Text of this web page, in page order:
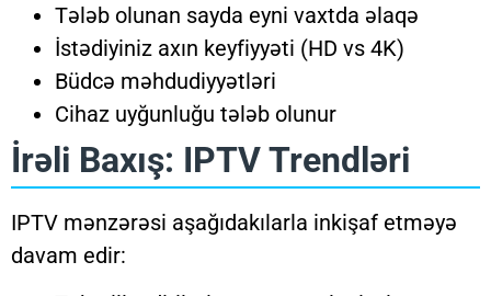
Tələb olunan sayda eyni vaxtda əlaqə
İstədiyiniz axın keyfiyyəti (HD vs 4K)
Büdcə məhdudiyyətləri
Cihaz uyğunluğu tələb olunur
İrəli Baxış: IPTV Trendləri
IPTV mənzərəsi aşağıdakılarla inkişaf etməyə
davam edir: